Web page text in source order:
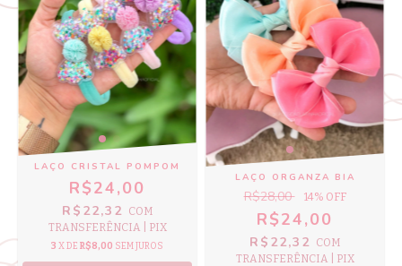
LAÇO CRISTAL POMPOM
R$24,00
R$22,32 COM
TRANSFERÊNCIA | PIX
3 X DE R$8,00 SEM JUROS
LAÇO ORGANZA BIA
R$28,00 14% OFF
R$24,00
R$22,32 COM
TRANSFERÊNCIA | PIX